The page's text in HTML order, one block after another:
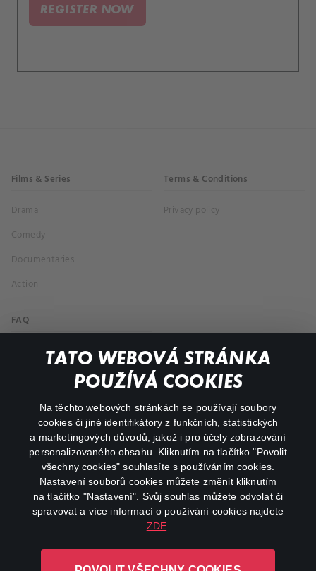
TATO WEBOVÁ STRÁNKA
POUŽÍVÁ COOKIES
Na těchto webových stránkách se používají soubory
cookies či jiné identifikátory z funkčních, statistických
a marketingových důvodů, jakož i pro účely zobrazování
personalizovaného obsahu. Kliknutím na tlačítko "Povolit
všechny cookies" souhlasíte s používáním cookies.
Nastavení souborů cookies můžete změnit kliknutím
na tlačítko "Nastavení". Svůj souhlas můžete odvolat či
spravovat a více informací o používání cookies najdete
ZDE
REGISTER NOW
Films & Series
Drama
Comedy
Documentaries
Action
Terms & Conditions
Privacy policy
FAQ
My profile
facebookinstagram
youtube